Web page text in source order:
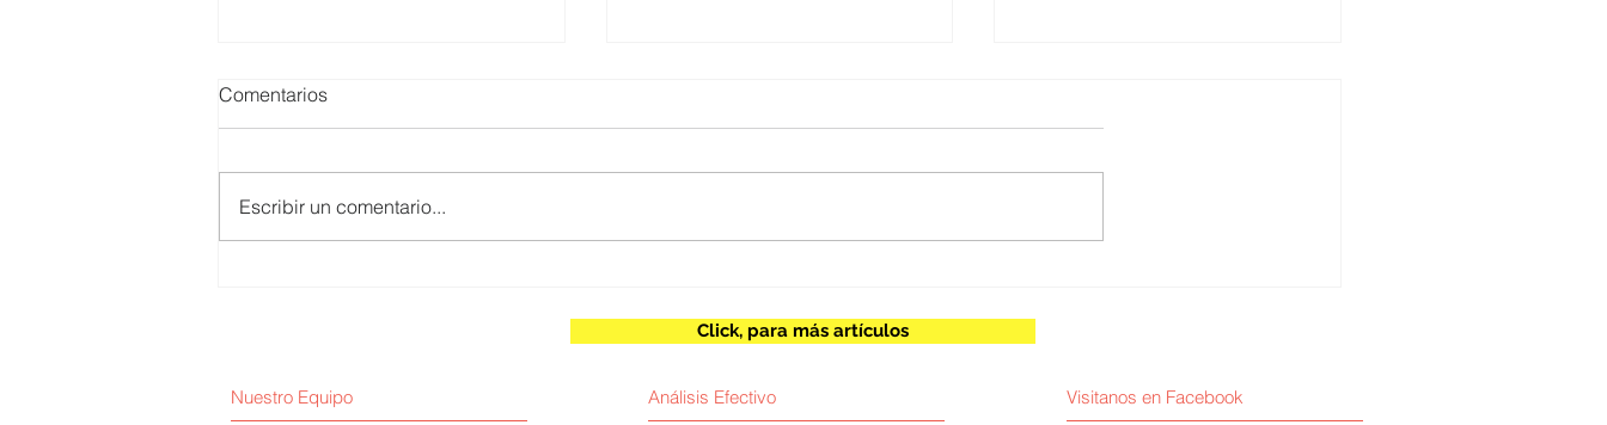
impulsan el desarrollo
Comentarios
Escribir un comentario...
Nuestro Equipo Análisis Efectivo Visitanos en Facebook
Click, para más artículos